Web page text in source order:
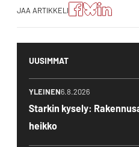
JAA ARTIKKELI
Jaa
artikkeli
Facebookissa
Jaa
artikkeli
Jako:
Jaa
UUSIMMAT
YLEINEN6.8.2026
Starkin kysely:
heikko